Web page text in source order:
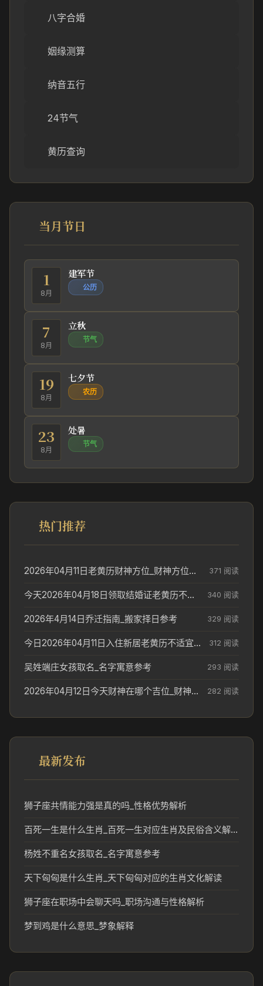
八字合婚
姻缘测算
纳音五行
24节气
黄历查询
当月节日
1
8月
建军节
公历
7
8月
立秋
节气
19
8月
七夕节
农历
23
8月
处暑
节气
热门推荐
2026年04月11日老黄历财神方位_财神方位与供奉讲究 371 阅读
今天2026年04月18日领取结婚证老黄历不适合吗_领证日期参考 340 阅读
2026年4月14日乔迁指南_搬家择日参考 329 阅读
今日2026年04月11日入住新居老黄历不适宜吗_搬家择日参考 312 阅读
吴姓端庄女孩取名_名字寓意参考 293 阅读
2026年04月12日今天财神在哪个吉位_财神方位参考 282 阅读
最新发布
狮子座共情能力强是真的吗_性格优势解析
百死一生是什么生肖_百死一生对应生肖及民俗含义解析
杨姓不重名女孩取名_名字寓意参考
天下匈匈是什么生肖_天下匈匈对应的生肖文化解读
狮子座在职场中会聊天吗_职场沟通与性格解析
梦到鸡是什么意思_梦象解释